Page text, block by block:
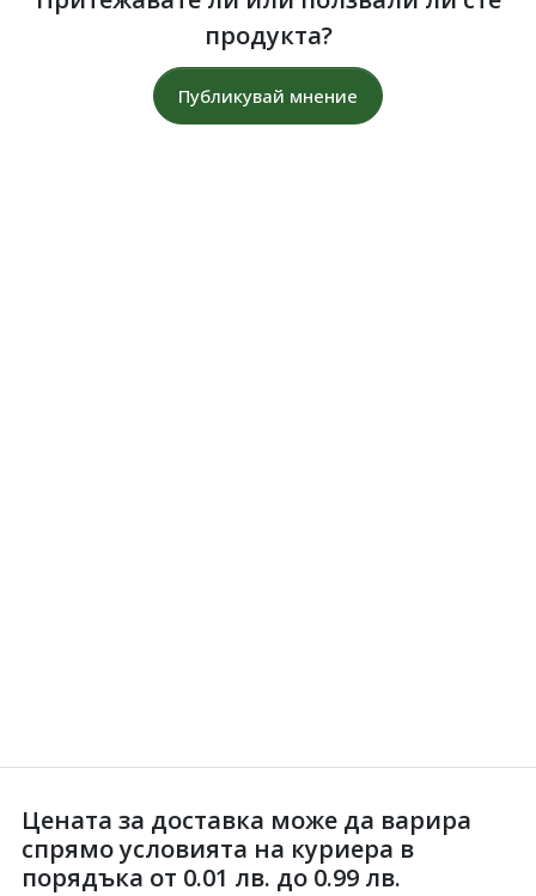
продукта?
Публикувай мнение
Цената за доставка може да варира
спрямо условията на куриера в
порядъка от 0.01 лв. до 0.99 лв.